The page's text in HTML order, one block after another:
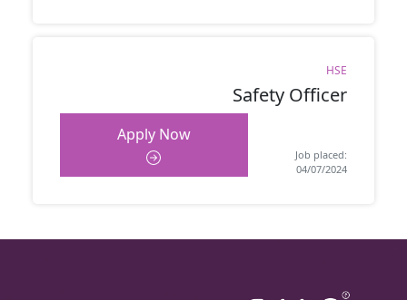
HSE
Safety Officer
Job placed:
04/07/2024
Apply Now